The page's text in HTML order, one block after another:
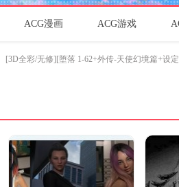
ACG漫画 ACG游戏
[3D全彩/无修][堕落 1-62+外传-天使幻境篇+设